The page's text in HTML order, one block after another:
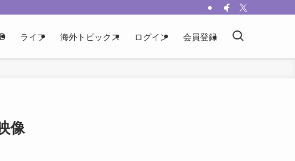
ライフ 海外トピックス ログイン 会員登録
像